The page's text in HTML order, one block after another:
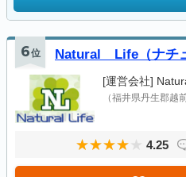
6位 Natural Life（ナチ
[運営会社]
（福井県丹生郡越
4.25